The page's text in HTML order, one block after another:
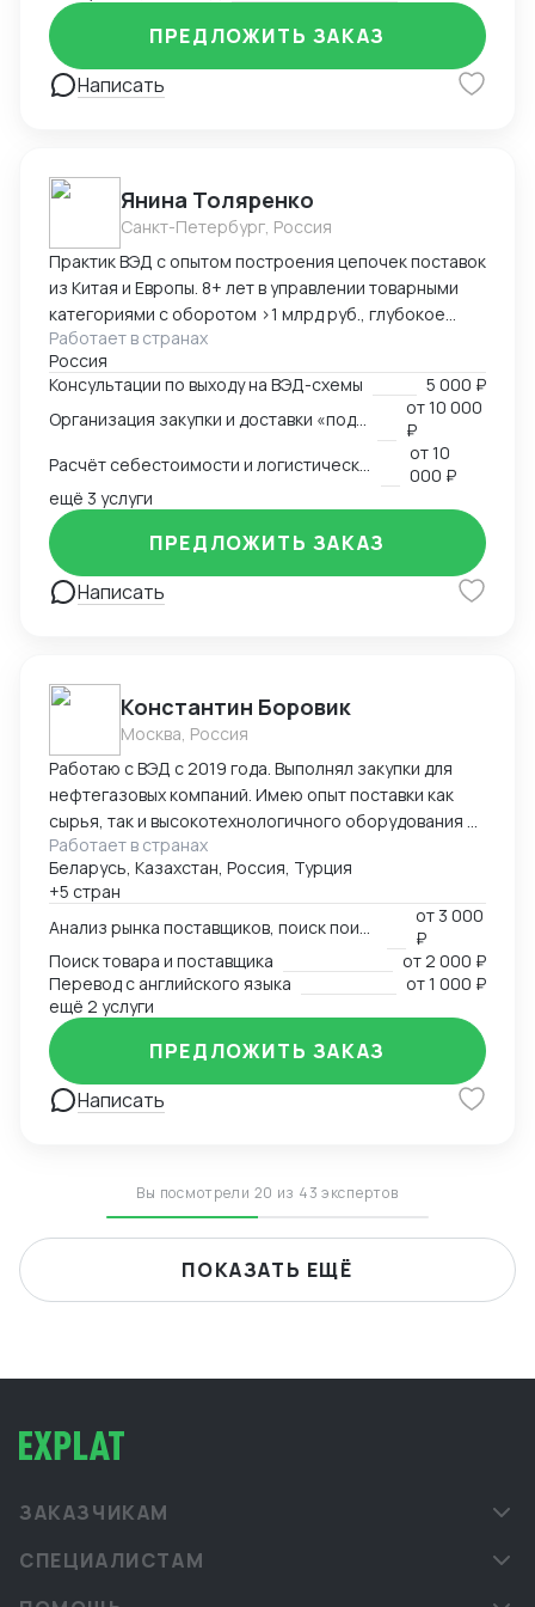
цепочек поставок в условиях санкций, таможенная
аналитика, автоматизация процессов ВЭД в 1С и
ином ПО.
Написать
ПРЕДЛОЖИТЬ ЗАКАЗ
Янина Толяренко
Санкт-Петербург, Россия
Практик ВЭД с опытом построения цепочек поставок
из Китая и Европы. 8+ лет в управлении товарными
категориями с оборотом >1 млрд руб., глубокое
понимание коммерческой стороны закупок.
Ключевые компетенции: — Организация полного
цикла ВЭД «под ключ»: от поиска поставщика до
доставки на склад клиента — Работа с китайскими
поставщиками: переговоры, контроль качества,
оплата — Таможенное оформление, подбор
сертификации, подготовка документов —
Международная логистика: поиск брокеров, расчёт
маршрутов, мониторинг цен — Расчёт
себестоимости и контроль маржинальности сделок
— Опыт поставок в условиях санкционных
удалённая работа, полная автономность
Работает в странах
Россия
Консультации по выходу на ВЭД-схемы
5 000 ₽
от10 000
₽
от10
000 ₽
ещё 3 услуги
Написать
ПРЕДЛОЖИТЬ ЗАКАЗ
Константин Боровик
Москва, Россия
Работаю с ВЭД с 2019 года. Выполнял закупки для
нефтегазовых компаний. Имею опыт поставки как
сырья, так и высокотехнологичного оборудования и
химии. Выполняю полный спектр услуг начиная с
поиска поставщика и закупкой, заканчивая
таможенным оформлением и логистикой.
Работает в странах
Беларусь, Казахстан, Россия, Турция
+5 стран
от 3 000
₽
Поиск товара и поставщика
от2 000 ₽
Перевод с английского языка
от1 000 ₽
ещё 2 услуги
Написать
ПРЕДЛОЖИТЬ ЗАКАЗ
Вы посмотрели 20 из 43 экспертов
ПОКАЗАТЬ ЕЩЁ
ЗАКАЗЧИКАМ
СПЕЦИАЛИСТАМ